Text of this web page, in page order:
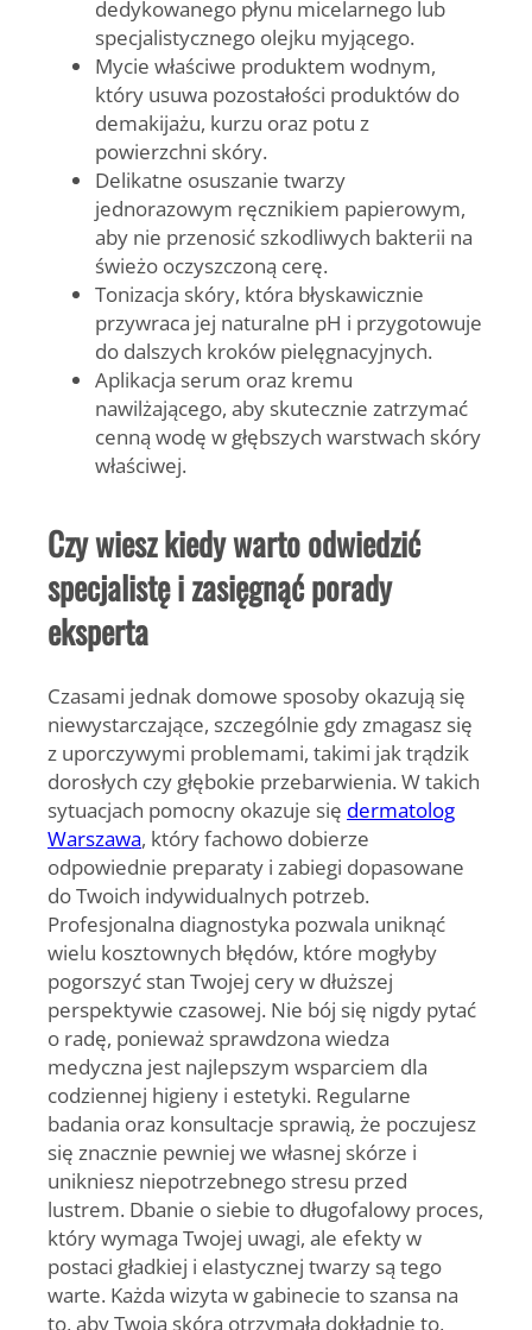
dedykowanego płynu micelarnego lub
specjalistycznego olejku myjącego.
Mycie właściwe produktem wodnym,
który usuwa pozostałości produktów do
demakijażu, kurzu oraz potu z
powierzchni skóry.
Delikatne osuszanie twarzy
jednorazowym ręcznikiem papierowym,
aby nie przenosić szkodliwych bakterii na
świeżo oczyszczoną cerę.
Tonizacja skóry, która błyskawicznie
przywraca jej naturalne pH i przygotowuje
do dalszych kroków pielęgnacyjnych.
Aplikacja serum oraz kremu
nawilżającego, aby skutecznie zatrzymać
cenną wodę w głębszych warstwach skóry
właściwej.
Czy wiesz kiedy warto odwiedzić
specjalistę i zasięgnąć porady
eksperta
Czasami jednak domowe sposoby okazują się
niewystarczające, szczególnie gdy zmagasz się
z uporczywymi problemami, takimi jak trądzik
dorosłych czy głębokie przebarwienia. W takich
sytuacjach pomocny okazuje się dermatolog
Warszawa, który fachowo dobierze
odpowiednie preparaty i zabiegi dopasowane
do Twoich indywidualnych potrzeb.
Profesjonalna diagnostyka pozwala uniknąć
wielu kosztownych błędów, które mogłyby
pogorszyć stan Twojej cery w dłuższej
perspektywie czasowej. Nie bój się nigdy pytać
o radę, ponieważ sprawdzona wiedza
medyczna jest najlepszym wsparciem dla
codziennej higieny i estetyki. Regularne
badania oraz konsultacje sprawią, że poczujesz
się znacznie pewniej we własnej skórze i
unikniesz niepotrzebnego stresu przed
lustrem. Dbanie o siebie to długofalowy proces,
który wymaga Twojej uwagi, ale efekty w
postaci gładkiej i elastycznej twarzy są tego
warte. Każda wizyta w gabinecie to szansa na
to, aby Twoja skóra otrzymała dokładnie to,